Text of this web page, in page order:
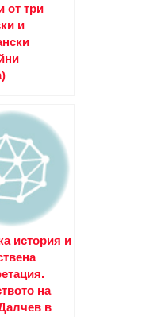
от три
и
история и
на
в